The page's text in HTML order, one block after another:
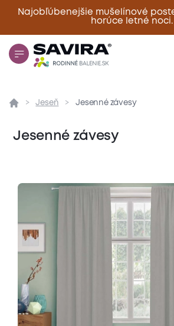
Najobľúbenejšie mušelínové
horúce letné noci.
Jeseň Jesenné závesy
Jesenné závesy